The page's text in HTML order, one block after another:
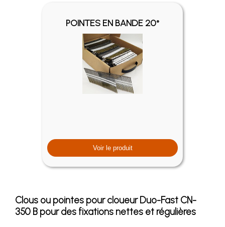
POINTES EN BANDE 20°
Voir le produit
Clous ou pointes pour cloueur Duo-Fast CN-
350 B pour des fixations nettes et régulières